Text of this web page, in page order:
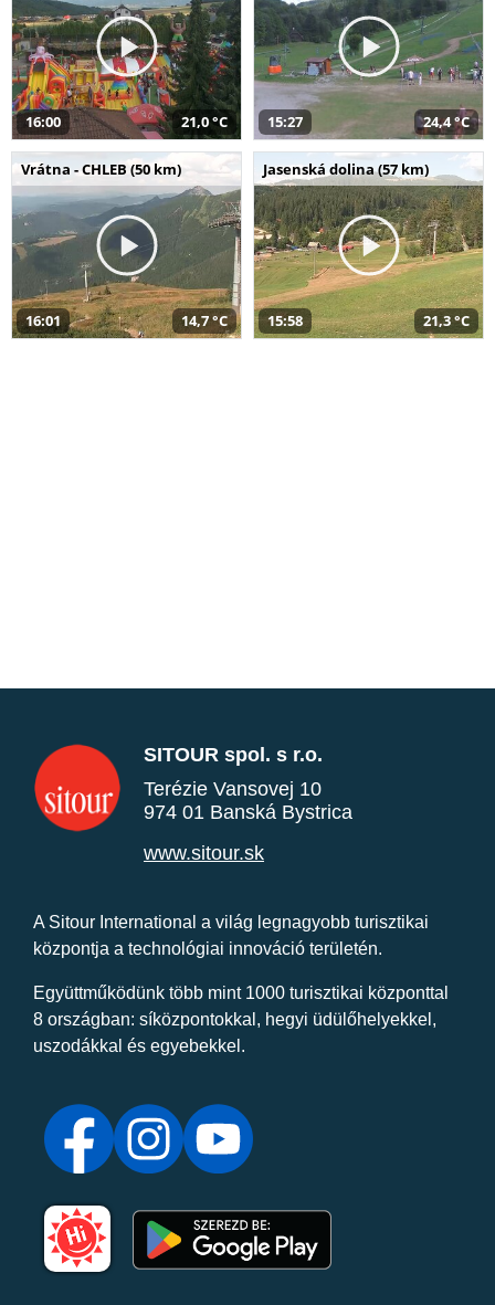
16:00 21,0 °C 15:27 24,4 °C
Vrátna - CHLEB (50 km)
16:01 14,7 °C
Jasenská dolina (57 km)
15:58 21,3 °C
SITOUR spol. s r.o.
Terézie Vansovej 10
974 01 Banská Bystrica
www.sitour.sk
A Sitour International a világ legnagyobb turisztikai
központja a technológiai innováció területén.
Együttműködünk több mint 1000 turisztikai központtal
8 országban: síközpontokkal, hegyi üdülőhelyekkel,
uszodákkal és egyebekkel.